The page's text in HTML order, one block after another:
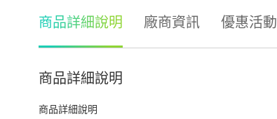
商品詳細說明 廠商資訊 優惠活動
商品詳細說明
商品詳細說明